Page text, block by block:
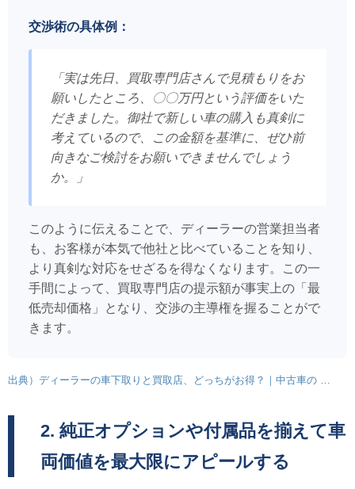
交渉術の具体例：
「実は先日、買取専門店さんで見積もりをお
願いしたところ、〇〇万円という評価をいた
だきました。御社で新しい車の購入も真剣に
考えているので、この金額を基準に、ぜひ前
向きなご検討をお願いできませんでしょう
か。」
このように伝えることで、ディーラーの営業担当者
も、お客様が本気で他社と比べていることを知り、
より真剣な対応をせざるを得なくなります。この一
手間によって、買取専門店の提示額が事実上の「最
低売却価格」となり、交渉の主導権を握ることがで
きます。
出典）ディーラーの車下取りと買取店、どっちがお得？｜中古車の …
2. 純正オプションや付属品を揃えて車
両価値を最大限にアピールする